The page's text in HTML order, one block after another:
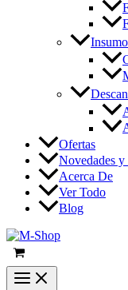
Ofertas
Novedades y
Acerca De
Ver Todo
Blog